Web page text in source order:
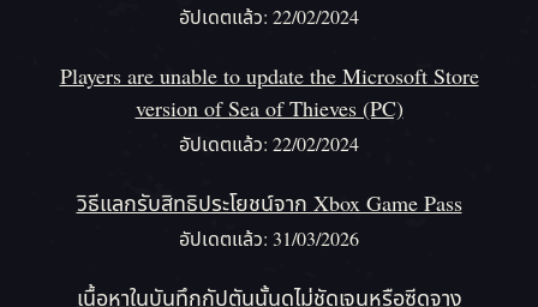
อัปเดตแล้ว: 22/02/2024
Players are unable to update the Microsoft Store
version of Sea of Thieves (PC)
อัปเดตแล้ว: 22/02/2024
วิธีแลกรับสิทธิประโยชน์จาก Xbox Game Pass
อัปเดตแล้ว: 31/03/2026
เนื้อหาในบันทึกกัปตันนั้นดูไม่ชัดเจนหรือซีดจาง